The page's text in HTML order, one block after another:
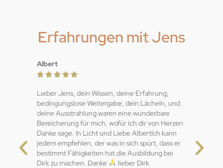
Erfahrungen mit Jens
Albert
    
Lieber Jens, dein Wissen, deine Erfahrung,
bedingungslose Weitergabe, dein Lächeln, und
deine Ausstrahlung waren eine wunderbare
Bereicherung für mich, wofür ich dir von Herzen
Danke sage. In Licht und Liebe AlbertIch kann
jedem empfehlen, der was in sich spürt, dass er
bestimmt Fähigkeiten hat die Ausbildung bei
Dirk zu machen. Danke
lieber Dirk